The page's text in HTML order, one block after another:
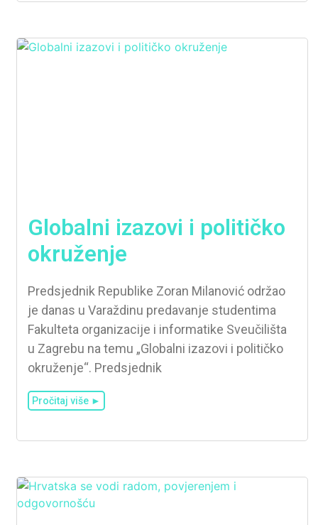
Globalni izazovi i političko
okruženje
Predsjednik Republike Zoran Milanović održao
je danas u Varaždinu predavanje studentima
Fakulteta organizacije i informatike Sveučilišta
u Zagrebu na temu „Globalni izazovi i političko
okruženje“. Predsjednik
Pročitaj više ►